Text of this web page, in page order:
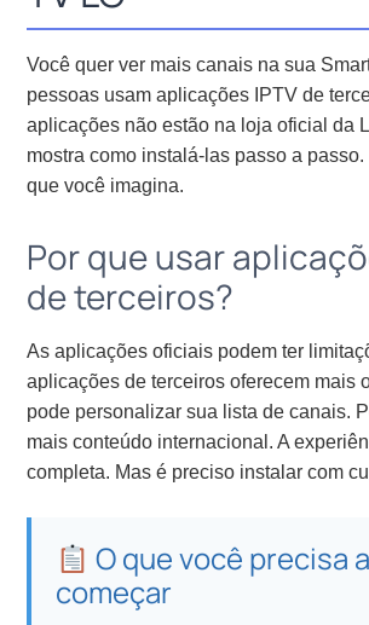
Você quer ver mais canais na sua
pessoas usam aplicações IPTV de
aplicações não estão na loja oficial da
mostra como instalá-las passo a
que você imagina.
Por que usar
de terceiros?
As aplicações oficiais podem ter
aplicações de terceiros oferecem mais
pode personalizar sua lista de canais.
mais conteúdo internacional. A
completa. Mas é preciso instalar com
O que você precisa
começar